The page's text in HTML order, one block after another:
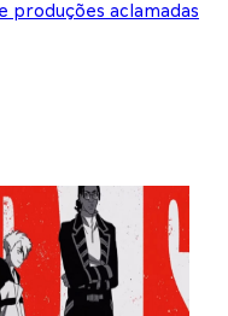
aclamadas